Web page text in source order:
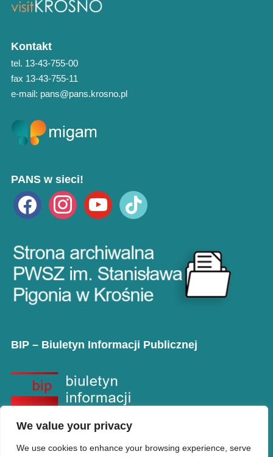
We value your privacy
We use cookies to enhance your browsing experience, serve
Kontakt
tel. 13-43-755-00
fax 13-43-755-11
e-mail: pans@pans.krosno.pl
PANS w sieci!
facebook instagramyoutube tiktok
BIP – Biuletyn Informacji Publicznej